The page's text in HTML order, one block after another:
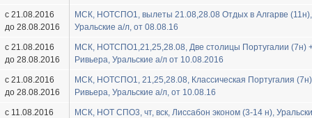
с 21.08.2016
до 28.08.2016
МСК, HOTСПО1, вылеты 21.08,28.08 Отдых в Алгарве (11н),
Уральские а/л, от 08.08.16
с 21.08.2016
до 28.08.2016
МСК, HOTСПО1,21,25,28.08, Две столицы Португалии (7н)
Ривьера, Уральские а/л от 10.08.2016
с 21.08.2016
до 28.08.2016
МСК, HOTСПО1, 21,25,28.08, Классическая Португалия
Ривьера, Уральские а/л, от 10.08.16
с 11.08.2016
МСК, HOT СПО3, чт, вск, Лиссабон эконом (3-14 н),